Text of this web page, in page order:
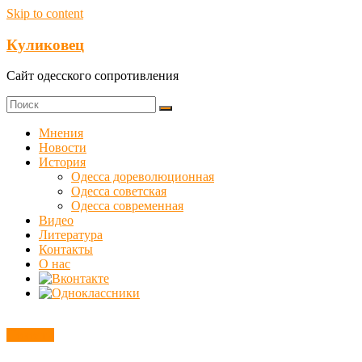
Skip to content
Куликовец
Сайт одесского сопротивления
Мнения
Новости
История
Одесса дореволюционная
Одесса советская
Одесса современная
Видео
Литература
Контакты
О нас